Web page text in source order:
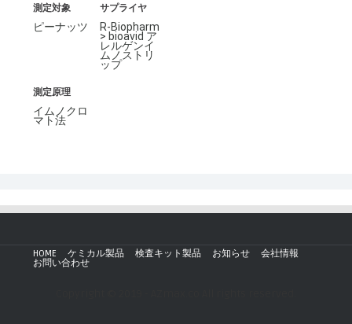
測定対象
ピーナッツ
サプライヤ
R-Biopharm
> bioavid ア
レルゲンイ
ムノストリ
ップ
測定原理
イムノクロ
マト法
HOME ケミカル製品 検査キット製品 お知らせ
会社情報
お問い合わせ